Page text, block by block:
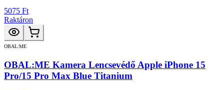
5075 Ft
Raktáron
OBAL:ME
OBAL:ME Kamera Lencsevédő Apple iPhone 15
Pro/15 Pro Max Blue Titanium